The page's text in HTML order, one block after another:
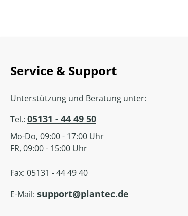
Service & Support
Unterstützung und Beratung unter:
Tel.: 05131 - 44 49 50
Mo-Do, 09:00 - 17:00 Uhr
FR, 09:00 - 15:00 Uhr
Fax: 05131 - 44 49 40
E-Mail: support@plantec.de